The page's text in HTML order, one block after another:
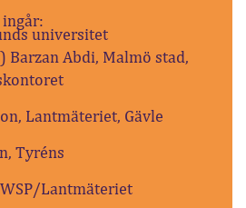
universitet
Barzan Abdi, Malmö stad,
Lantmäteriet, Gävle
Tyréns
Lantmäteriet